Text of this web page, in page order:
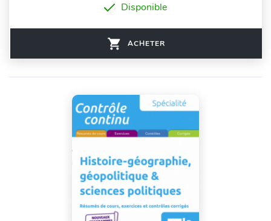
Disponible
ACHETER